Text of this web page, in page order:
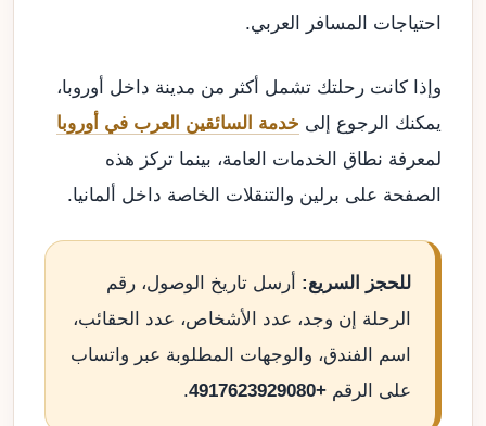
احتياجات المسافر العربي.
وإذا كانت رحلتك تشمل أكثر من مدينة داخل أوروبا،
يمكنك الرجوع إلى خدمة السائقين العرب في أوروبا
لمعرفة نطاق الخدمات العامة، بينما تركز هذه
الصفحة على برلين والتنقلات الخاصة داخل ألمانيا.
للحجز السريع: أرسل تاريخ الوصول، رقم
الرحلة إن وجد، عدد الأشخاص، عدد الحقائب،
اسم الفندق، والوجهات المطلوبة عبر واتساب
على الرقم +4917623929080
.